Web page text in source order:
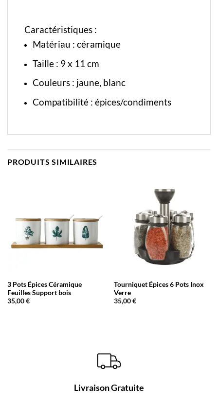
Caractéristiques :
Matériau : céramique
Taille : 9x 11 cm
Couleurs : jaune, blanc
Compatibilité : épices/condiments
PRODUITS SIMILAIRES
3 Pots Épices Céramique
Feuilles Support bois
35,00€
Tourniquet Épices 6 Pots Inox
Verre
35,00€
Livraison Gratuite